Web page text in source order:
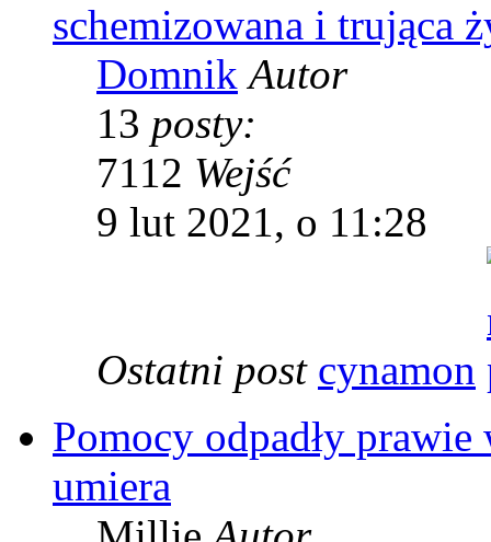
schemizowana i trująca
Domnik Autor
13 posty:
7112 Wejść
9 lut 2021, o 11:28
Ostatni post cynamon
Pomocy odpadły
umiera